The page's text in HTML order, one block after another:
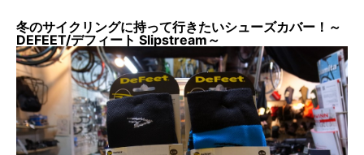
冬のサイクリングに持って行きたいシューズカバー！～
DEFEET/デフィート Slipstream～